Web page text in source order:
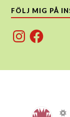
FÖLJ MIG PÅ
InstagramFacebook